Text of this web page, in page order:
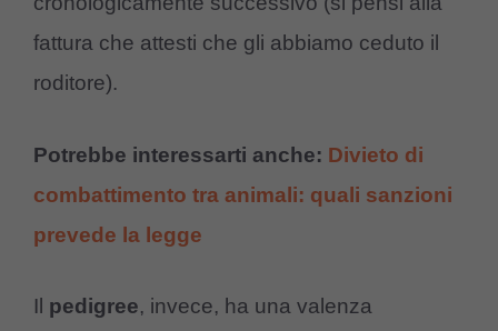
fattura che attesti che gli abbiamo ceduto il
roditore).
Potrebbe interessarti anche: Divieto di
combattimento tra animali: quali sanzioni
prevede la legge
Il pedigree, invece, ha una valenza